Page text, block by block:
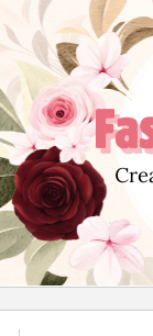
al
contenido